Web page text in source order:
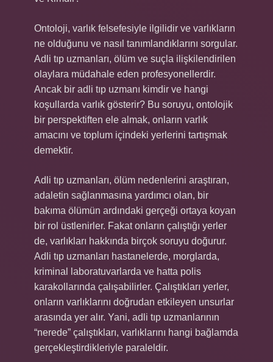
Ontoloji, varlık felsefesiyle ilgilidir ve varlıkların
ne olduğunu ve nasıl tanımlandıklarını sorgular.
Adli tıp uzmanları, ölüm ve suçla ilişkilendirilen
olaylara müdahale eden profesyonellerdir.
Ancak bir adli tıp uzmanı kimdir ve hangi
koşullarda varlık gösterir? Bu soruyu, ontolojik
bir perspektiften ele almak, onların varlık
amacını ve toplum içindeki yerlerini tartışmak
demektir.
Adli tıp uzmanları, ölüm nedenlerini araştıran,
adaletin sağlanmasına yardımcı olan, bir
bakıma ölümün ardındaki gerçeği ortaya koyan
bir rol üstlenirler. Fakat onların çalıştığı yerler
de, varlıkları hakkında birçok soruyu doğurur.
Adli tıp uzmanları hastanelerde, morglarda,
kriminal laboratuvarlarda ve hatta polis
karakollarında çalışabilirler. Çalıştıkları yerler,
onların varlıklarını doğrudan etkileyen unsurlar
arasında yer alır. Yani, adli tıp uzmanlarının
“nerede” çalıştıkları, varlıklarını hangi bağlamda
gerçekleştirdikleriyle paraleldir.